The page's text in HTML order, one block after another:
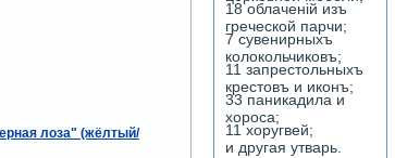
лоза" (жёлтый/
18 облаченiй изъ
греческой парчи;
7 сувенирныхъ
колокольчиковъ;
11 запрестольныхъ
крестовъ и иконъ;
33 паникадила и
хороса;
11 хоругвей;
и другая утварь.